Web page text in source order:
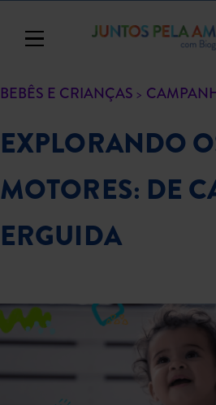
Toggle navigation
BEBÊS E CRIANÇAS
EXPLORANDO
MOTORES: DE
ERGUIDA